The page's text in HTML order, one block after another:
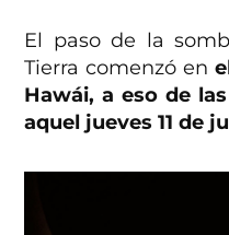
El paso de la
Tierra comenzó en
Hawái, a eso de
aquel jueves 11 de